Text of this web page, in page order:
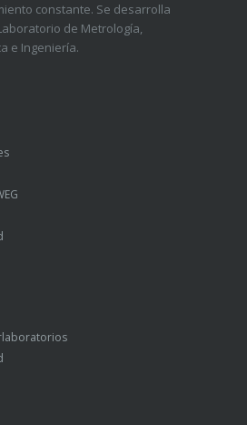
constante. Se desarrolla
de Metrología,
e Ingeniería.